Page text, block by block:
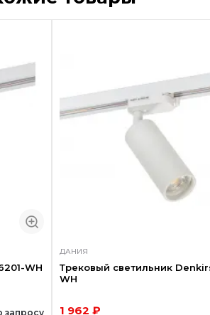
WH
запросу
ДАНИЯ
Трековый светильник
WH
1 962 ₽